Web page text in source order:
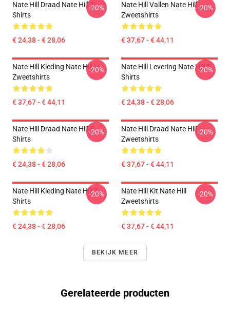
Nate Hill Draad Nate Hill T-
Shirts
€ 24,38 - € 28,06
-20%
Nate Hill Vallen Nate Hill
Zweetshirts
€ 37,67 - € 44,11
-20%
Nate Hill Kleding Nate Hill
Zweetshirts
€ 37,67 - € 44,11
-20%
Nate Hill Levering Nate Hill T-
Shirts
€ 24,38 - € 28,06
-20%
Nate Hill Draad Nate Hill T-
Shirts
€ 24,38 - € 28,06
-20%
Nate Hill Draad Nate Hill
Zweetshirts
€ 37,67 - € 44,11
-20%
Nate Hill Kleding Nate Hill T-
Shirts
€ 24,38 - € 28,06
-20%
Nate Hill Kit Nate Hill
Zweetshirts
€ 37,67 - € 44,11
-20%
BEKIJK MEER
Gerelateerde producten